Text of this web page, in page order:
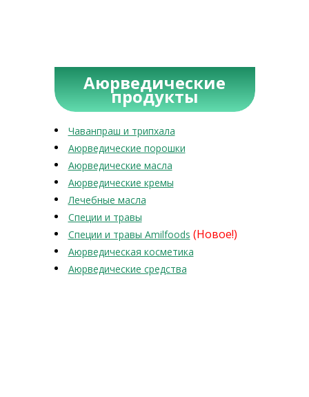
Аюрведические
продукты
Чаванпраш и трипхала
Аюрведические порошки
Аюрведические масла
Аюрведические кремы
Лечебные масла
Специи и травы
Специи и травы Amilfoods (Новое!)
Аюрведическая косметика
Аюрведические средства